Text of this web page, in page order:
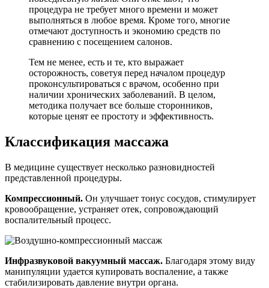
процедура не требует много времени и может
выполняться в любое время. Кроме того, многие
отмечают доступность и экономию средств по
сравнению с посещением салонов.
Тем не менее, есть и те, кто выражает
осторожность, советуя перед началом процедур
проконсультироваться с врачом, особенно при
наличии хронических заболеваний. В целом,
методика получает все больше сторонников,
которые ценят ее простоту и эффективность.
Классификация массажа
В медицине существует несколько разновидностей
представленной процедуры.
Компрессионный. Он улучшает тонус сосудов, стимулирует
кровообращение, устраняет отек, сопровождающий
воспалительный процесс.
Инфразвуковой вакуумный массаж. Благодаря этому виду
манипуляции удается купировать воспаление, а также
стабилизировать давление внутри органа.